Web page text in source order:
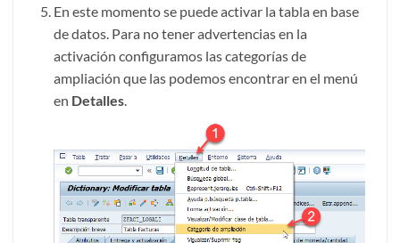
En este momento se puede activar la tabla en base
de datos. Para no tener advertencias en la
activación configuramos las categorías de
ampliación que las podemos encontrar en el menú
en Detalles.